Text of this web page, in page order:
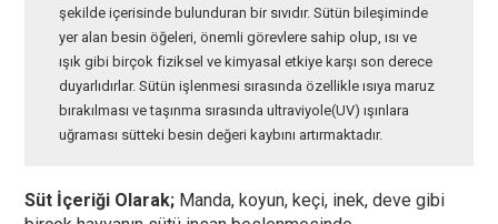
şekilde içerisinde bulunduran bir sıvıdır. Sütün bileşiminde
yer alan besin öğeleri, önemli görevlere sahip olup, ısı ve
ışık gibi birçok fiziksel ve kimyasal etkiye karşı son derece
duyarlıdırlar. Sütün işlenmesi sırasında özellikle ısıya maruz
bırakılması ve taşınma sırasında ultraviyole(UV) ışınlara
uğraması sütteki besin değeri kaybını artırmaktadır.
Süt İçeriği Olarak; Manda, koyun, keçi, inek, deve gibi